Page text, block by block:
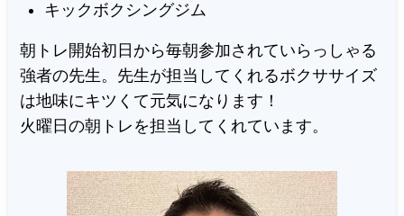
キックボクシングジム
朝トレ開始初日から毎朝参加されていらっしゃる
強者の先生。先生が担当してくれるボクササイズ
は地味にキツくて元気になります！
火曜日の朝トレを担当してくれています。